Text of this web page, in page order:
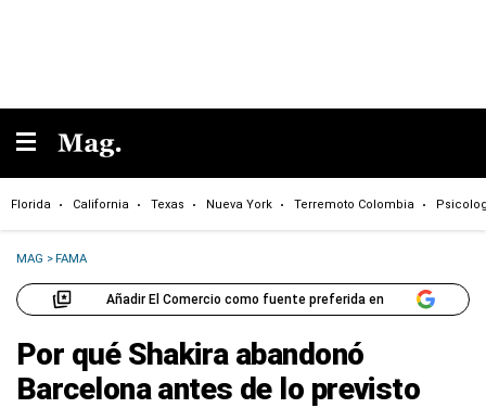
Florida California Texas Nueva York Terremoto Colombia
MAG >FAMA
Añadir El Comercio como fuente preferida en
Por qué Shakira abandonó
Barcelona antes de lo previsto